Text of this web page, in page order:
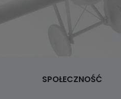
SPOŁECZNOŚĆ